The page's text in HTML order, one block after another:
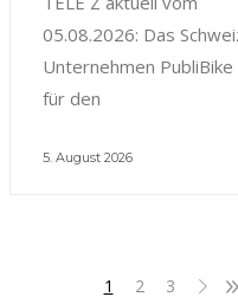
05.08.2026: Das
Unternehmen
für den
5. August 2026
1 2 3